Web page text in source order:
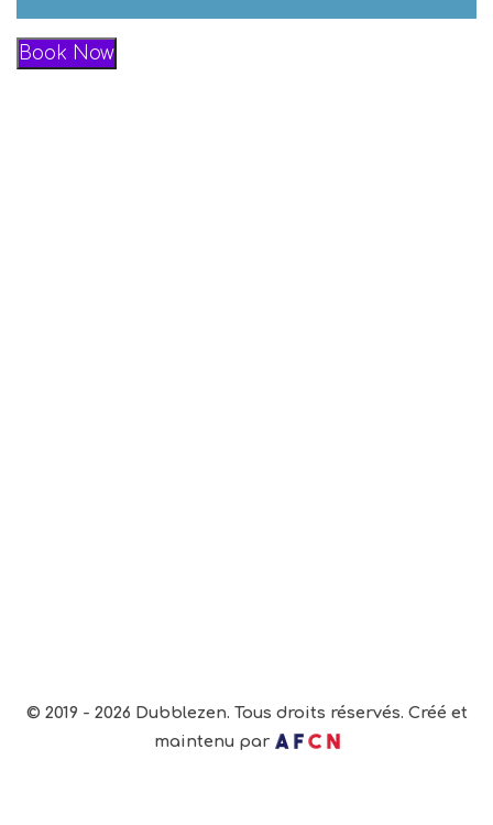
Book Now
© 2019 - 2026 Dubblezen. Tous droits réservés. Créé et
maintenu par